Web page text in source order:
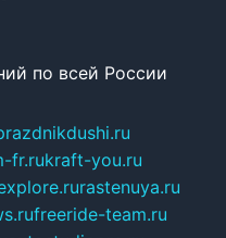
по всей России
fr.rukraft-you.ru
rastenuya.ru
freeride-team.ru